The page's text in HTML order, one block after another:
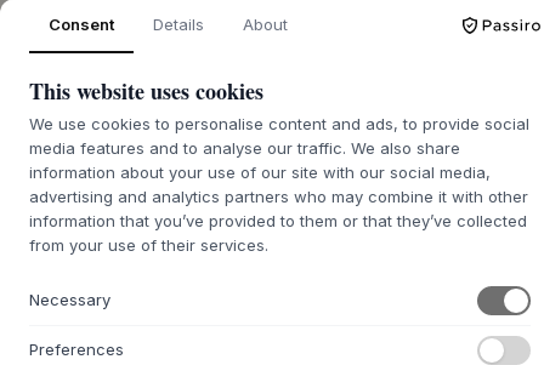
ponadczasową jakość i subtelną elegancję, która przetrwa
pokolenia.
Essence Shelf pięknie prezentuje się w wielu
pomieszczeniach domu, od salonu po przedpokój czy
sypialnię. Jej otwarta struktura zachęca do eksponowania
książek, ceramiki, zielonych roślin czy osobistych pamiątek,
które tworzą ciepło i opowiadają historię w pomieszczeniu.
Połącz kilka modułów obok siebie, aby stworzyć większą,
spójną aranżację ścienną i przewiewne rozwiązanie do
skandynawskiego wystroju wnętrz i doskonale uzupełnia
Consent Details About
This website uses cookies
We use cookies to personalise content and ads, to provide social
media features and to analyse our traffic. We also share
information about your use of our site with our social media,
advertising and analytics partners who may combine it with other
information that you’ve provided to them or that they’ve collected
from your use of their services.
Necessary
Preferences